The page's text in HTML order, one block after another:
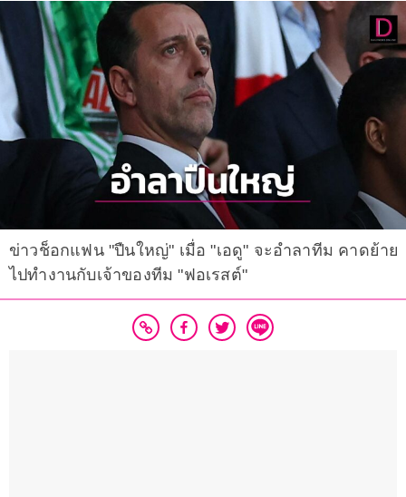
ข่าวช็อกแฟน "ปืนใหญ่" เมื่อ "เอดู" จะอำลาทีม คาดย้าย
ไปทำงานกับเจ้าของทีม "ฟอเรสต์"